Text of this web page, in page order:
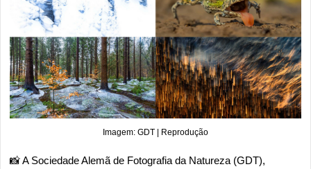
Imagem: GDT | Reprodução
📸 A Sociedade Alemã de Fotografia da Natureza (GDT),